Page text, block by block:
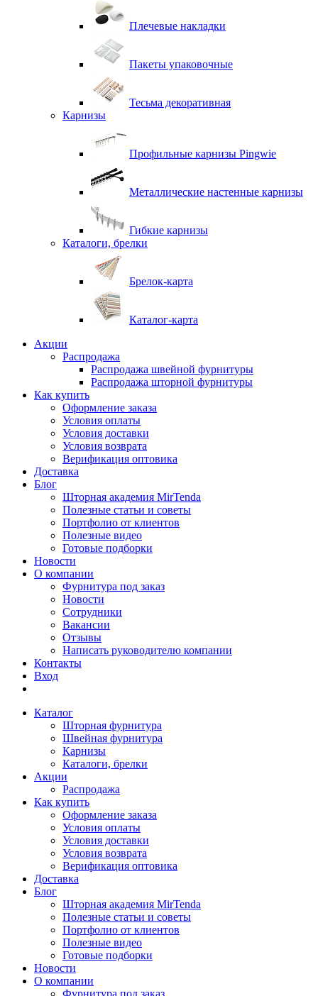
Плечевые накладки
Пакеты упаковочные
Тесьма декоративная
Карнизы
Профильные карнизы Pingwie
Металлические настенные карнизы
Гибкие карнизы
Каталоги, брелки
Брелок-карта
Каталог-карта
Акции
Распродажа
Распродажа швейной фурнитуры
Распродажа шторной фурнитуры
Как купить
Оформление заказа
Условия оплаты
Условия доставки
Условия возврата
Верификация оптовика
Доставка
Блог
Шторная академия MirTenda
Полезные статьи и советы
Портфолио от клиентов
Полезные видео
Готовые подборки
Новости
О компании
Фурнитура под заказ
Новости
Сотрудники
Вакансии
Отзывы
Написать руководителю компании
Контакты
Вход
Каталог
Шторная фурнитура
Швейная фурнитура
Карнизы
Каталоги, брелки
Акции
Распродажа
Как купить
Оформление заказа
Условия оплаты
Условия доставки
Условия возврата
Верификация оптовика
Доставка
Блог
Шторная академия MirTenda
Полезные статьи и советы
Портфолио от клиентов
Полезные видео
Готовые подборки
Новости
О компании
Фурнитура под заказ